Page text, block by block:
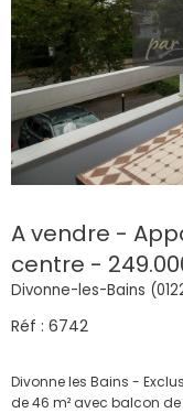
A vendre -
centre -
Divonne-les-Bains
Réf : 6742
Divonne les Bains -
de 46 m² avec balcon de